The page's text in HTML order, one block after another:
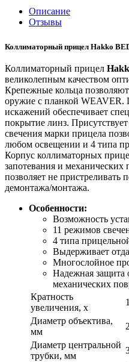
Описание
Отзывы
Коллиматорный прицел Hakko
Коллиматорный прицел
великолепным качеством
Крепежные кольца
оружие с планкой WEAVER.
искажений обеспечивает
покрытие линз.
свечения марки прицела
любом освещении и 4 типа
Корпус коллиматорных
запотевания и
позволяет не пристреливать
демонтажа/монтажа.
Особенности:
Возможность
11 режимов
4 типа
Выдерживает
Многослойное
Надежная защита
механических
Кратность
увеличения, х
1
Диаметр объектива,
мм
Диаметр центральной
трубки, мм